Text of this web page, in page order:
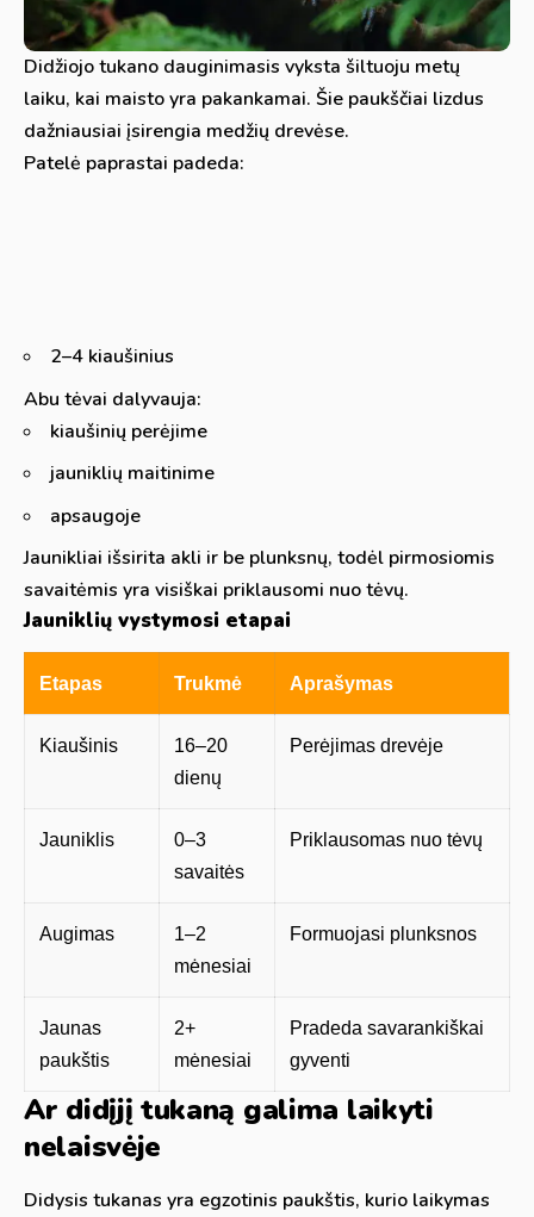
Didžiojo tukano dauginimasis vyksta šiltuoju metų
laiku, kai maisto yra pakankamai. Šie paukščiai lizdus
dažniausiai įsirengia medžių drevėse.
Patelė paprastai padeda:
2–4 kiaušinius
Abu tėvai dalyvauja:
kiaušinių perėjime
jauniklių maitinime
apsaugoje
Jaunikliai išsirita akli ir be plunksnų, todėl pirmosiomis
savaitėmis yra visiškai priklausomi nuo tėvų.
Jauniklių vystymosi etapai
Etapas Trukmė Aprašymas
Kiaušinis
16–20
dienų
Perėjimas drevėje
Jauniklis
0–3
savaitės
Priklausomas nuo tėvų
Augimas
1–2
mėnesiai
Formuojasi plunksnos
Jaunas
paukštis
2+
mėnesiai
Pradeda savarankiškai
gyventi
Ar didįjį tukaną galima laikyti
nelaisvėje
Didysis tukanas yra egzotinis paukštis, kurio laikymas